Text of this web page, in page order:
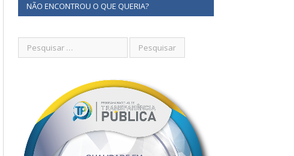
NÃO ENCONTROU O QUE QUERIA?